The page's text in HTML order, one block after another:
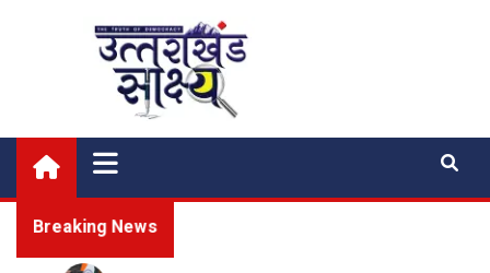
Uttarakhand Shakshya
My News Portal
Breaking News